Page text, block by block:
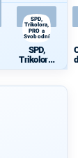
SPD,
Trikolora,
PRO a
Svobodní
SPD,
Trikolora,
PRO a